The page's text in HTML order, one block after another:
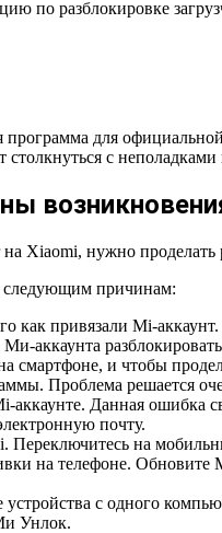
по разблокировке
для
столкнуться с
Xiaomi, нужно
следующим причинам:
как привязали Mi-
Ми-аккаунта
смартфоне, и чтобы
Проблема решается
Данная ошибка
почту.
Переключитесь на
на телефоне.
устройства с одного
Унлок.